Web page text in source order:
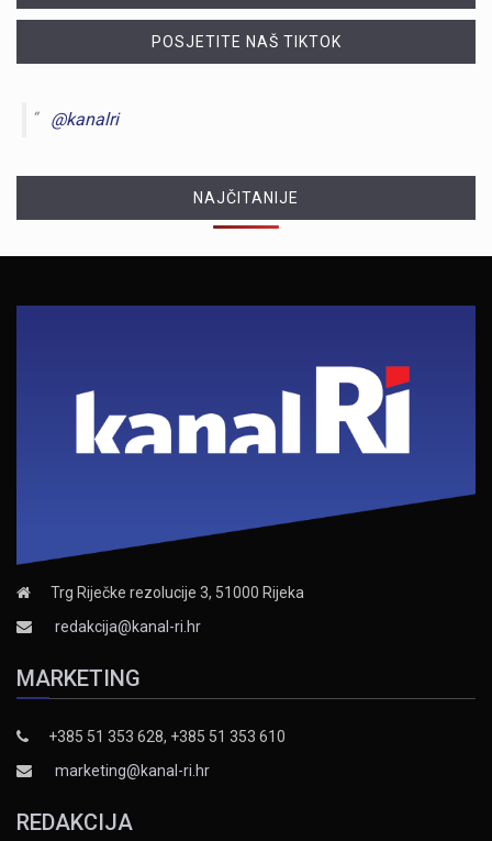
POSJETITE NAŠ TIKTOK
@kanalri
NAJČITANIJE
Trg Riječke rezolucije 3, 51000 Rijeka
redakcija@kanal-ri.hr
MARKETING
+385 51 353 628, +385 51 353 610
marketing@kanal-ri.hr
REDAKCIJA